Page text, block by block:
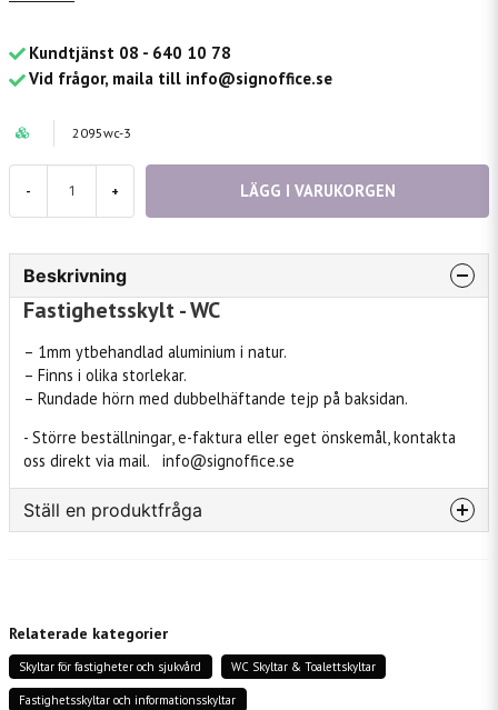
Kundtjänst 08 - 640 10 78
Vid frågor, maila till info@signoffice.se
2095wc-3
- + LÄGG I VARUKORGEN
Beskrivning
Fastighetsskylt - WC
– 1mm ytbehandlad aluminium i natur.
– Finns i olika storlekar.
– Rundade hörn med dubbelhäftande tejp på baksidan.
- Större beställningar, e-faktura eller eget önskemål, kontakta
oss direkt via mail. info@signoffice.se
Ställ en produktfråga
name
Namn
Relaterade kategorier
Skyltar för fastigheter och sjukvård WC Skyltar & Toalettskyltar
Fastighetsskyltar och informationsskyltar